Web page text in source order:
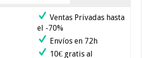
Ventas Privadas hasta
el -70%
Envíos en 72h
10€ gratis al